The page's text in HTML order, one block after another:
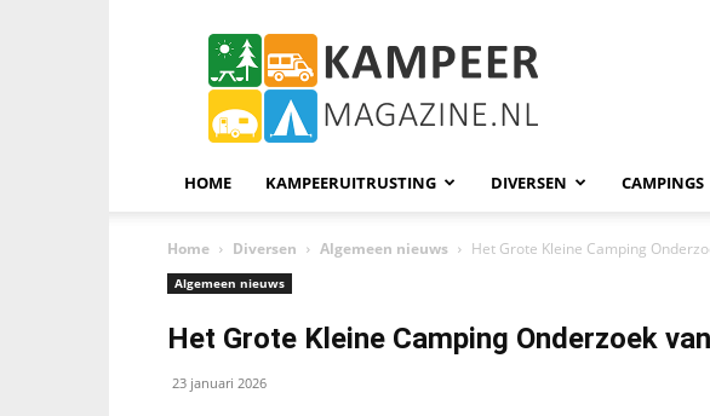
KampeerMagazine
HOME KAMPEERUITRUSTING DIVERSEN CAMPINGS
Home Diversen Algemeen nieuws Het Grote Kleine Camping
Algemeen nieuws
Het Grote Kleine Camping Onderzoek
23 januari 2026